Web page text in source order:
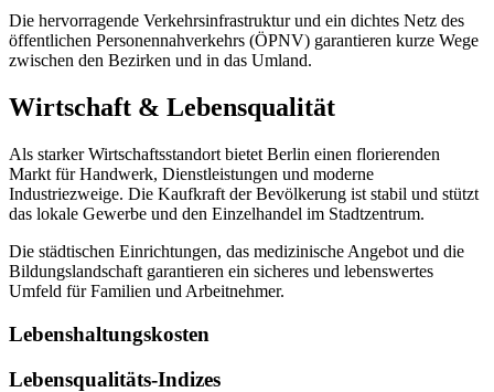
Die hervorragende Verkehrsinfrastruktur und ein dichtes Netz des
öffentlichen Personennahverkehrs (ÖPNV) garantieren kurze Wege
zwischen den Bezirken und in das Umland.
Wirtschaft & Lebensqualität
Als starker Wirtschaftsstandort bietet Berlin einen florierenden
Markt für Handwerk, Dienstleistungen und moderne
Industriezweige. Die Kaufkraft der Bevölkerung ist stabil und stützt
das lokale Gewerbe und den Einzelhandel im Stadtzentrum.
Die städtischen Einrichtungen, das medizinische Angebot und die
Bildungslandschaft garantieren ein sicheres und lebenswertes
Umfeld für Familien und Arbeitnehmer.
Lebenshaltungskosten
Lebensqualitäts-Indizes